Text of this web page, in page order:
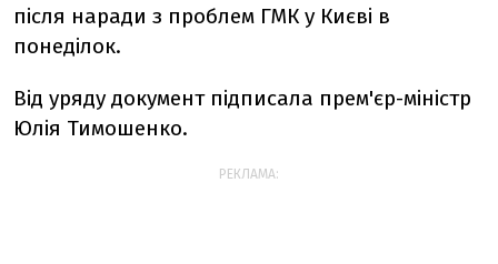
після наради з проблем ГМК у Києві в
понеділок.
Від уряду документ підписала прем'єр-міністр
Юлія Тимошенко.
РЕКЛАМА: